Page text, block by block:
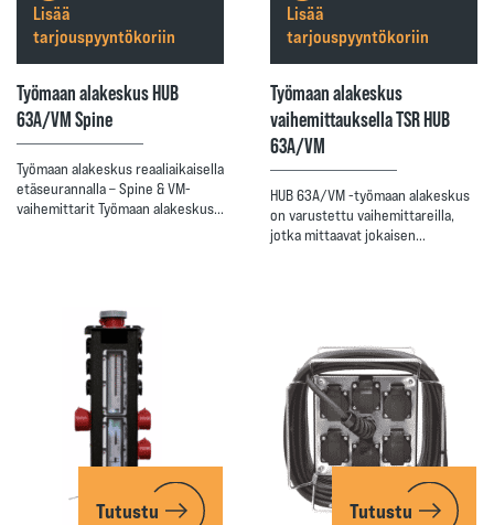
Työmaan alakeskus HUB
63A/VM Spine
Työmaan alakeskus reaaliaikaisella
etäseurannalla – Spine & VM-
vaihemittarit Työmaan alakeskus…
Lisää
tarjouspyyntökoriin
Työmaan alakeskus
vaihemittauksella TSR HUB
63A/VM
HUB 63A/VM -työmaan alakeskus
on varustettu vaihemittareilla,
jotka mittaavat jokaisen…
Lisää
tarjouspyyntökoriin
Tutustu Tutustu